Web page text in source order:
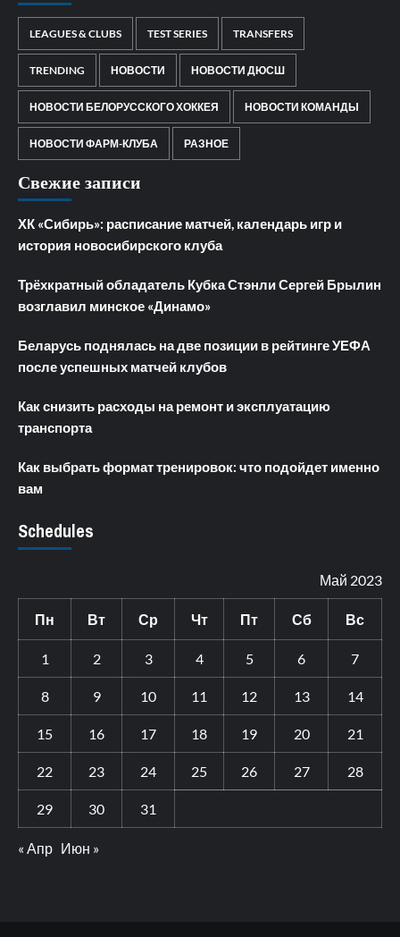
LEAGUES & CLUBS TEST SERIES TRANSFERS
TRENDING НОВОСТИ НОВОСТИ ДЮСШ
НОВОСТИ БЕЛОРУССКОГО ХОККЕЯ НОВОСТИ КОМАНДЫ
НОВОСТИ ФАРМ-КЛУБА РАЗНОЕ
Свежие записи
ХК «Сибирь»: расписание матчей, календарь игр и
история новосибирского клуба
Трёхкратный обладатель Кубка Стэнли Сергей Брылин
возглавил минское «Динамо»
Беларусь поднялась на две позиции в рейтинге УЕФА
после успешных матчей клубов
Как снизить расходы на ремонт и эксплуатацию
транспорта
Как выбрать формат тренировок: что подойдет именно
вам
Schedules
Май 2023
Пн Вт Ср Чт Пт Сб Вс
1 2 3 4 5 6 7
8 9 10 11 12 13 14
15 16 17 18 19 20 21
22 23 24 25 26 27 28
29 30 31
« Апр Июн »